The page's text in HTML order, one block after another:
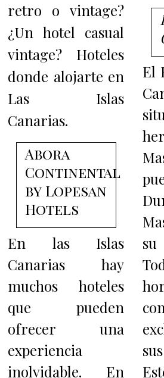
retro o vintage?
¿Un hotel casual
vintage? Hoteles
donde alojarte en
Las Islas
Canarias.
Abora
Continental
by Lopesan
Hotels
En las Islas
Canarias hay
muchos hoteles
que pueden
ofrecer una
experiencia
inolvidable. En
El